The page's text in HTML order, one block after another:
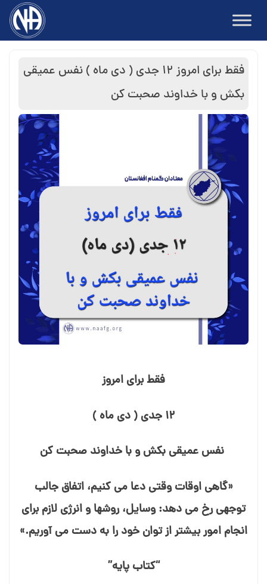
content
فقط برای امروز ۱۲ جدی ( دی ماه ) نفس عمیقی
بكش و با خداوند صحبت كن
فقط برای امروز
۱۲ جدی ( دی ماه )
نفس عمیقی بكش و با خداوند صحبت كن
«گاهی اوقات وقتی دعا می⁭ كنیم، اتفاق جالب
توجهی رخ می⁭ دهد: وسایل، روشها و انرژی لازم برای
انجام امور بیشتر از توان خود را به دست می⁭ آوریم.»
“کتاب پایه”